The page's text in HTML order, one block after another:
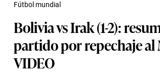
Bolivia vs Irak (1-2):
partido por repechaje al
VIDEO
Fútbol mundial